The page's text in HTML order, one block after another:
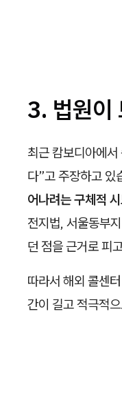
3. 법원이
최근 캄보디아에
다”고 주장하고 있
어나려는 구체적
전지법, 서울동부
던 점을 근거로 피
따라서 해외 콜센
간이 길고 적극적